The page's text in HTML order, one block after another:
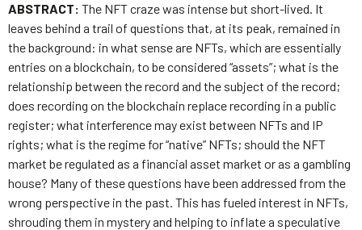
ABSTRACT: The NFT craze was intense but short-lived. It
leaves behind a trail of questions that, at its peak, remained in
the background: in what sense are NFTs, which are essentially
entries on a blockchain, to be considered “assets”; what is the
relationship between the record and the subject of the record;
does recording on the blockchain replace recording in a public
register; what interference may exist between NFTs and IP
rights; what is the regime for “native” NFTs; should the NFT
market be regulated as a financial asset market or as a gambling
house? Many of these questions have been addressed from the
wrong perspective in the past. This has fueled interest in NFTs,
shrouding them in mystery and helping to inflate a speculative